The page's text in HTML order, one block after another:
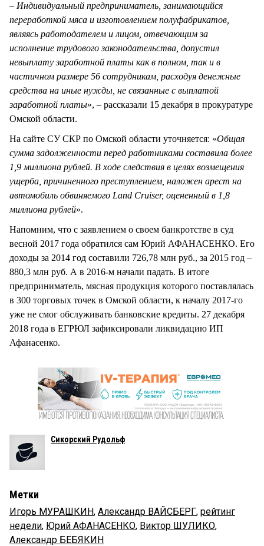
– Индивидуальный предприниматель, занимающийся
переработкой мяса и изготовлением полуфабрикатов,
являясь работодателем и лицом, отвечающим за
исполнение трудового законодательства, допустил
невыплату заработной платы как в полном, так и в
частичном размере 56 сотрудникам, расходуя денежные
средства на иные нужды, не связанные с выплатой
заработной платы», – рассказали 15 декабря в прокуратуре
Омской области.
На сайте СУ СКР по Омской области уточняется: «Общая
сумма задолженности перед работниками составила более
1,9 миллиона рублей. В ходе следствия в целях возмещения
ущерба, причиненного преступлением, наложен арест на
автомобиль обвиняемого Land Cruiser, оцененный в 1,8
миллиона рублей».
Напомним, что с заявлением о своем банкротстве в суд
весной 2017 года обратился сам Юрий АФАНАСЕНКО. Его
доходы за 2014 год составили 726,78 млн руб., за 2015 год –
880,3 млн руб. А в 2016-м начали падать. В итоге
предприниматель, мясная продукция которого поставлялась
в 300 торговых точек в Омской области, к началу 2017-го
уже не смог обслуживать банковские кредиты. 27 декабря
2018 года в ЕГРЮЛ зафиксировали ликвидацию ИП
Афанасенко.
Сикорский Рудольф
Метки
Игорь МУРАШКИН, Александр ВАЙСБЕРГ, рейтинг
недели, Юрий АФАНАСЕНКО, Виктор ШУЛИКО,
Александр БЕБЯКИН